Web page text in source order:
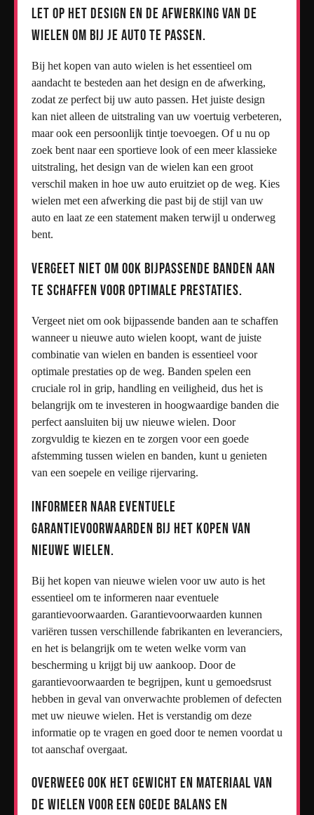
Let op het design en de afwerking van de
wielen om bij je auto te passen.
Bij het kopen van auto wielen is het essentieel om
aandacht te besteden aan het design en de afwerking,
zodat ze perfect bij uw auto passen. Het juiste design
kan niet alleen de uitstraling van uw voertuig verbeteren,
maar ook een persoonlijk tintje toevoegen. Of u nu op
zoek bent naar een sportieve look of een meer klassieke
uitstraling, het design van de wielen kan een groot
verschil maken in hoe uw auto eruitziet op de weg. Kies
wielen met een afwerking die past bij de stijl van uw
auto en laat ze een statement maken terwijl u onderweg
bent.
Vergeet niet om ook bijpassende banden aan
te schaffen voor optimale prestaties.
Vergeet niet om ook bijpassende banden aan te schaffen
wanneer u nieuwe auto wielen koopt, want de juiste
combinatie van wielen en banden is essentieel voor
optimale prestaties op de weg. Banden spelen een
cruciale rol in grip, handling en veiligheid, dus het is
belangrijk om te investeren in hoogwaardige banden die
perfect aansluiten bij uw nieuwe wielen. Door
zorgvuldig te kiezen en te zorgen voor een goede
afstemming tussen wielen en banden, kunt u genieten
van een soepele en veilige rijervaring.
Informeer naar eventuele
garantievoorwaarden bij het kopen van
nieuwe wielen.
Bij het kopen van nieuwe wielen voor uw auto is het
essentieel om te informeren naar eventuele
garantievoorwaarden. Garantievoorwaarden kunnen
variëren tussen verschillende fabrikanten en leveranciers,
en het is belangrijk om te weten welke vorm van
bescherming u krijgt bij uw aankoop. Door de
garantievoorwaarden te begrijpen, kunt u gemoedsrust
hebben in geval van onverwachte problemen of defecten
met uw nieuwe wielen. Het is verstandig om deze
informatie op te vragen en goed door te nemen voordat u
tot aanschaf overgaat.
Overweeg ook het gewicht en materiaal van
de wielen voor een goede balans en